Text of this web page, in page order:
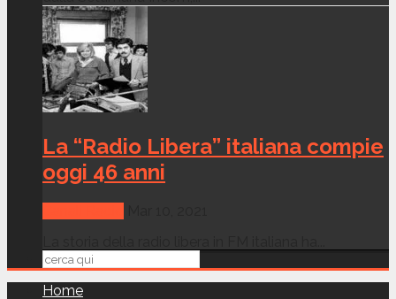
La “Radio Libera” italiana compie
oggi 46 anni
Home